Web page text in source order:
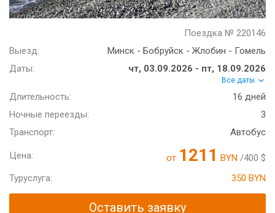
Поездка № 220146
Выезд:
Минск - Бобруйск - Жлобин - Гомель
Даты:
чт, 03.09.2026 - пт, 18.09.2026
Все даты
Длительность:
16 дней
Ночные переезды:
3
Транспорт:
Автобус
Цена: от 1211 BYN /400 $
Туруслуга:
350 BYN
Оставить заявку